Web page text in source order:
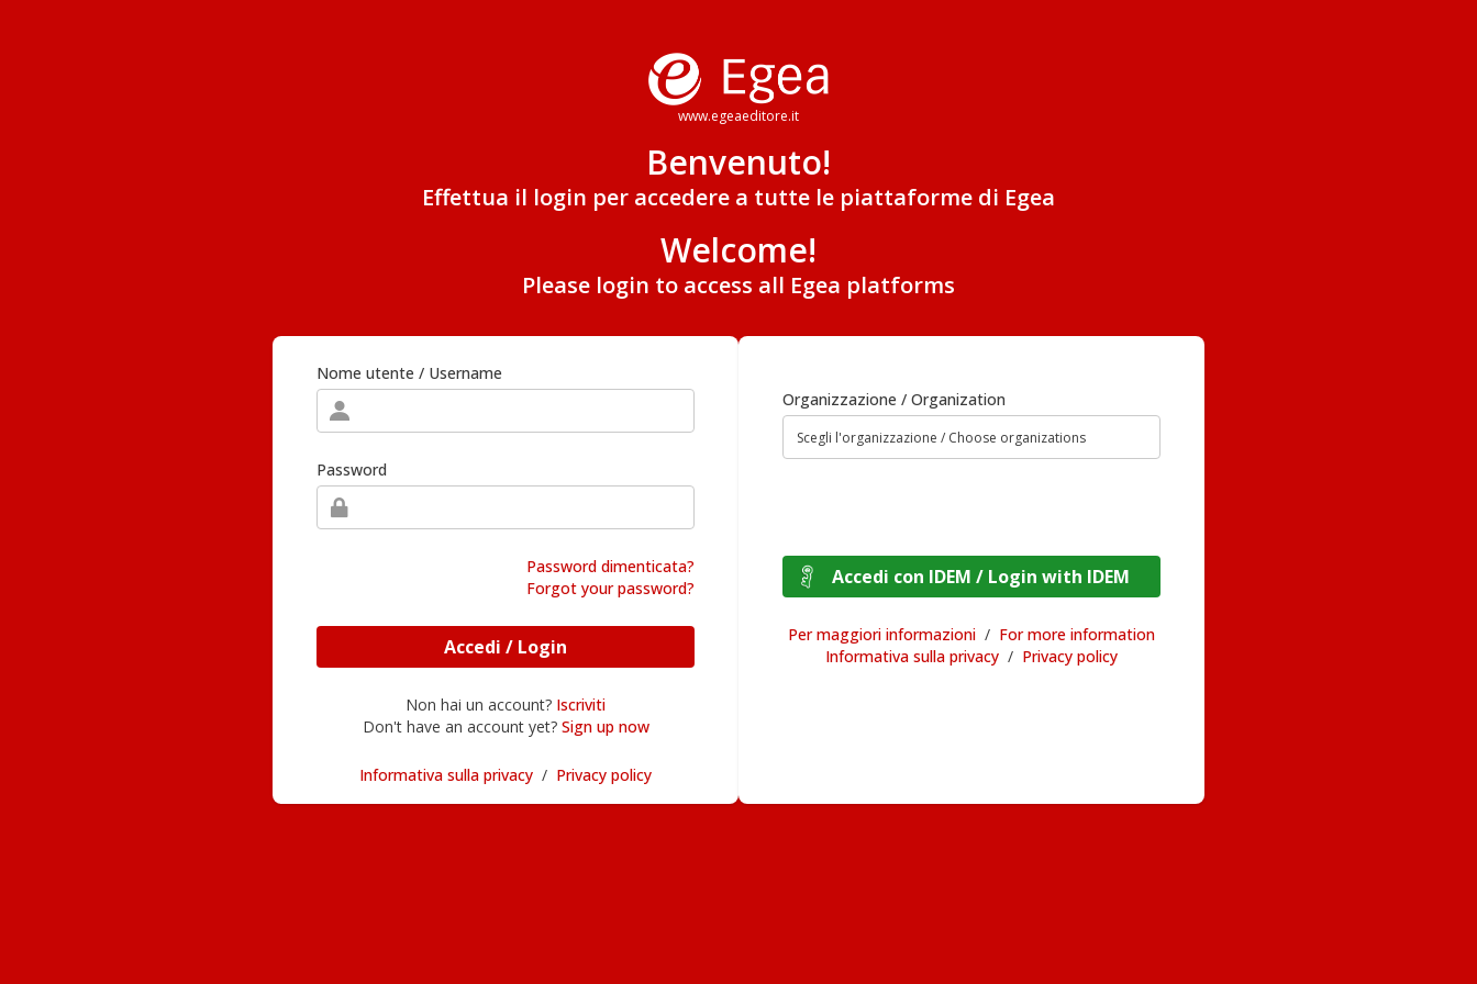
www.egeaeditore.it
Benvenuto!
Effettua il login per accedere a tutte le piattaforme di Egea
Welcome!
Please login to access all Egea platforms
Nome utente / Username
Password
Password dimenticata?
Forgot your password?
Accedi / Login
Non hai un account? Iscriviti
Don't have an account yet? Sign up now
Informativa sulla privacy / Privacy policy
Organizzazione / Organization
Accedi con IDEM / Login with IDEM
Per maggiori informazioni / For more information
Informativa sulla privacy / Privacy policy